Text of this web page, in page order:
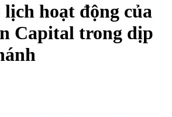
hoạt động của
Capital trong dịp